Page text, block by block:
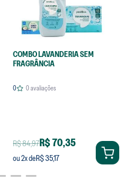
COMBO LAVANDERIA SEM
FRAGRÂNCIA
0 0avaliações
R$ 84,97R$ 70,35
ou2x deR$ 35,17